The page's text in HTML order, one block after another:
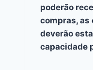
poderão
compras, as
deverão
capacidade